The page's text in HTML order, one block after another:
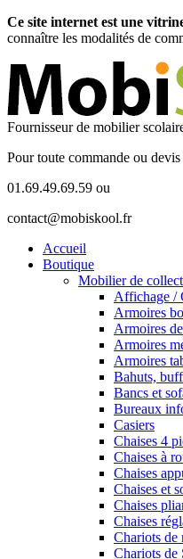
Ce site internet est une
connaître les modalités de
Fournisseur de mobilier
Pour toute commande ou devis
01.69.49.69.59 ou
contact@mobiskool.fr
Accueil
Boutique
Mobilier de
Affichage /
Armoires
Armoires
Armoires
Armoires
Bahuts,
Bancs et
Bureaux
Casiers
Chaises 4
Chaises à
Chaises
Chaises et
Chaises
Chaises
Chariots de
Chariots de